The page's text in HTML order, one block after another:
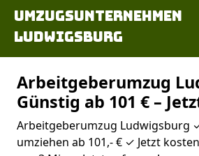
Umzugsunternehmen
Ludwigsburg
Arbeitgeberumzug
Günstig ab 101 € –
Arbeitgeberumzug Ludwigsburg
umziehen ab 101,- € ✓ Jetzt